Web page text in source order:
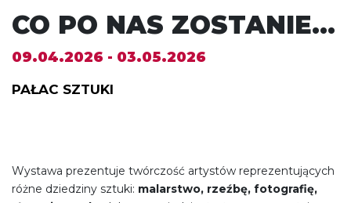
CO PO NAS ZOSTANIE…
09.04.2026 - 03.05.2026
PAŁAC SZTUKI
Wystawa prezentuje twórczość artystów reprezentujących
różne dziedziny sztuki: malarstwo, rzeźbę, fotografię,